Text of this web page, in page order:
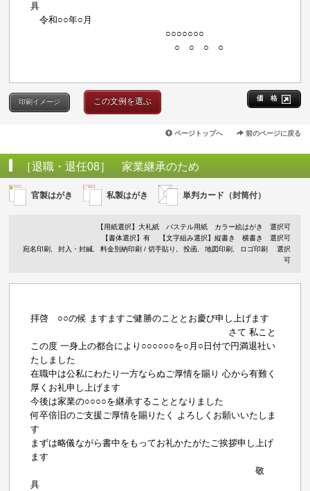
具
令和○○年○月
○○○○○○○
○ ○ ○ ○
価 格
印刷イメージ この文例を選ぶ
ページトップへ 前のページに戻る
［退職・退任08］ 家業継承のため
官製はがき 私製はがき 単判カード（封筒付）
【用紙選択】 大礼紙 パステル用紙 カラー絵はがき
選択可
【書体選択】有
【文字組み選択】縦書き 横書き 選択可
宛名印刷
封入・封緘 料金別納印刷 / 切手貼り 投函 地図印刷 ロゴ印刷
選択
可
拝啓 ○○の候 ますますご健勝のこととお慶び申し上げます
さて 私こと
この度 一身上の都合により○○○○○○を○月○日付で円満退社い
たしました
在職中は公私にわたり一方ならぬご厚情を賜り 心から有難く
厚くお礼申し上げます
今後は家業の○○○○を継承することとなりました
何卒倍旧のご支援ご厚情を賜りたく よろしくお願いいたしま
す
まずは略儀ながら書中をもってお礼かたがたご挨拶申し上げ
ます
敬
具